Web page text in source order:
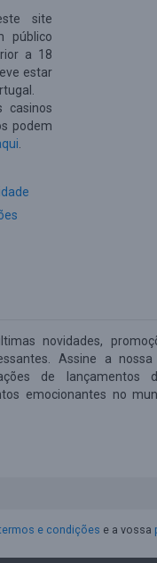
site
público
a 18
estar
casinos
podem
novidades,
Assine a
de lançamentos
emocionantes no
e condições e a vossa